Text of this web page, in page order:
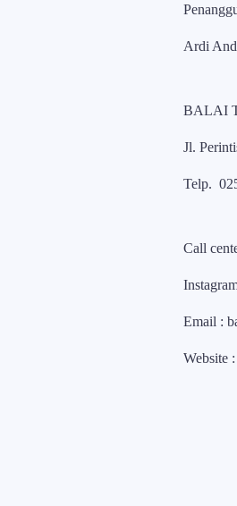
Ardi
BALAI
Jl.
Telp.
Call
Email :
Website